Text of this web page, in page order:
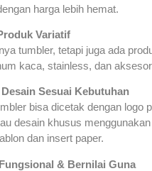
harga lebih hemat.
Variatif
tumbler, tetapi juga ada
kaca, stainless, dan
Sesuai Kebutuhan
bisa dicetak dengan logo
desain khusus
dan insert paper.
& Bernilai Guna